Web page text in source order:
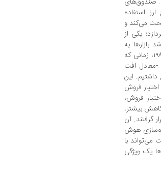
استفاده
مورد این موضوع بحث می‌کند و
یکی از
به
روش‌هایی که خود شرکت‌کنندگان نمی‌فهمند، سقوط کنند. در ۱۹ اکتبر ۱۹۸۷، زمانی که
درصد سقوط کرد -معادل افت
این
فروش
فروش،
بیشتر،
گرفتند. آن
هوش
با
یک ویژگی